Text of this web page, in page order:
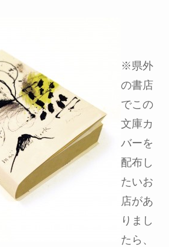
※県外
の書店
でこの
文庫カ
バーを
配布し
たいお
店があ
りまし
たら、